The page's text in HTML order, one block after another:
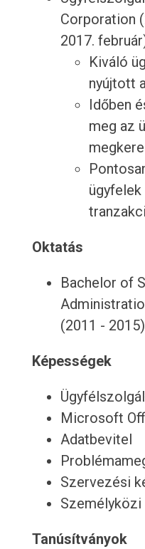
Corporation
2017.
Kiváló
nyújtott
Időben
meg az
Oktatás
Bachelor of
(2011 - 2015)
Képességek
Microsoft
Adatbevitel
Szervezési
Tanúsítványok